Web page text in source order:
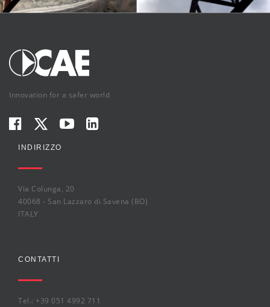
Innovation for a safer world
INDIRIZZO
Via Colunga, 20
40068 - San Lazzaro di Savena (BO)
ITALY
CONTATTI
Tel.: +39 051 4992 711